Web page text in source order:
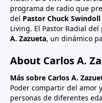
programa de radio que
del Pastor Chuck Swindoll
Living. El Pastor Radial
A. Zazueta, un dinámico
About Carlos A.
Más sobre Carlos A.
Poder compartir del amor
personas de diferentes